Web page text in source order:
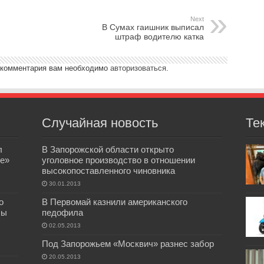
Next
В Сумах гаишник выписал
штраф водителю катка
вам необходимо авторизоваться.
Случайная новость
В Запорожской области открыто
уголовное производство в отношении
высокопоставленного чиновника
30.01.2013
В Первомай казнили американского
педофила
02.05.2013
Под Запорожьем «Москвич» разнес забор
20.05.2013